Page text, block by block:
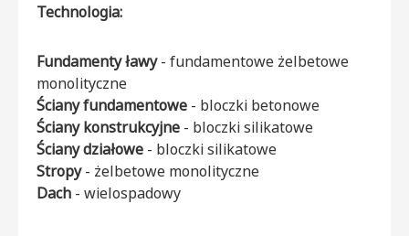
Technologia:
Fundamenty ławy- fundamentowe żelbetowe
monolityczne
Ściany fundamentowe - bloczki betonowe
Ściany konstrukcyjne - bloczki silikatowe
Ściany działowe - bloczki silikatowe
Stropy- żelbetowe monolityczne
Dach - wielospadowy